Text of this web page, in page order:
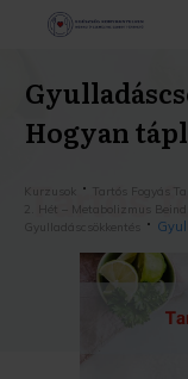
Hogyan
Kurzusok
Tartós Fogyás
2. Hét – Metabolizmus
Gyulladáscsökkentés